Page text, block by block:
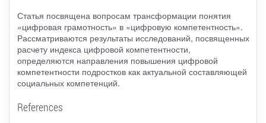
Статья посвящена вопросам трансформации понятия
«цифровая грамотность» в «цифровую компетентность».
Рассматриваются результаты исследований, посвященных
расчету индекса цифровой компетентности,
определяются направления повышения цифровой
компетентности подростков как актуальной составляющей
социальных компетенций.
References